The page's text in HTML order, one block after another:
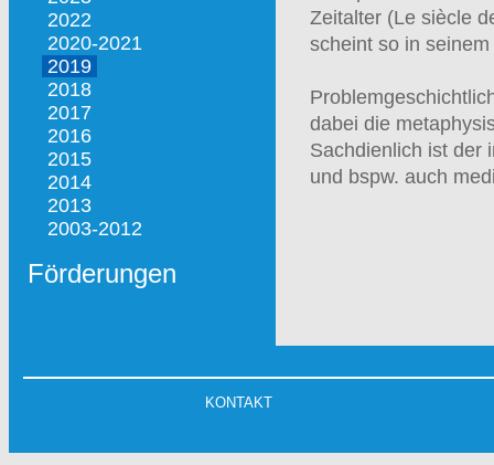
2022
2020-2021
2019
2018
2017
2016
2015
2014
2013
2003-2012
Förderungen
Zeitalter (Le siècle
scheint so in
dabei die
Sachdienlich ist der
und bspw. auch
KONTAKT